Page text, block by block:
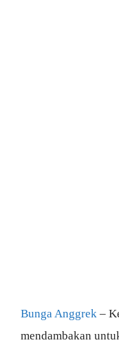
Bunga Anggrek –
mendambakan